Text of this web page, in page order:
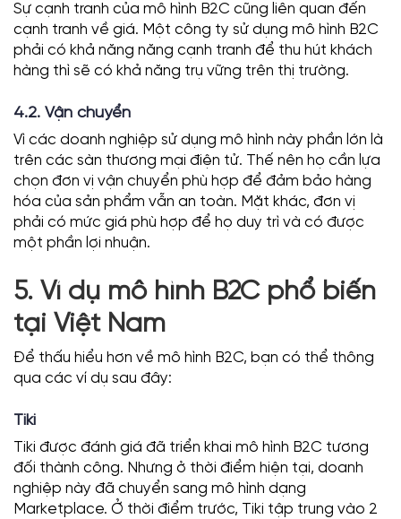
Sự cạnh tranh của mô hình B2C cũng liên quan đến
cạnh tranh về giá. Một công ty sử dụng mô hình B2C
phải có khả năng năng cạnh tranh để thu hút khách
hàng thì sẽ có khả năng trụ vững trên thị trường.
4.2. Vận chuyển
Vì các doanh nghiệp sử dụng mô hình này phần lớn là
trên các sàn thương mại điện tử. Thế nên họ cần lựa
chọn đơn vị vận chuyển phù hợp để đảm bảo hàng
hóa của sản phẩm vẫn an toàn. Mặt khác, đơn vị
phải có mức giá phù hợp để họ duy trì và có được
một phần lợi nhuận.
5. Ví dụ mô hình B2C phổ biến
tại Việt Nam
Để thấu hiểu hơn về mô hình B2C, bạn có thể thông
qua các ví dụ sau đây:
Tiki
Tiki được đánh giá đã triển khai mô hình B2C tương
đối thành công. Nhưng ở thời điểm hiện tại, doanh
nghiệp này đã chuyển sang mô hình dạng
Marketplace. Ở thời điểm trước, Tiki tập trung vào 2